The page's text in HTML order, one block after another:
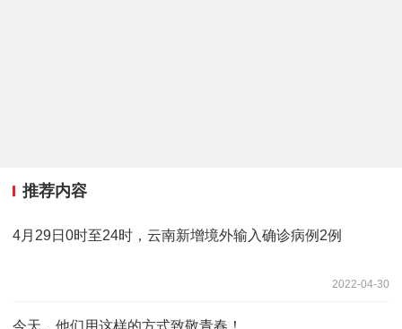
推荐内容
4月29日0时至24时，云南新增境外输入确诊病例2例
2022-04-30
今天，他们用这样的方式致敬青春！